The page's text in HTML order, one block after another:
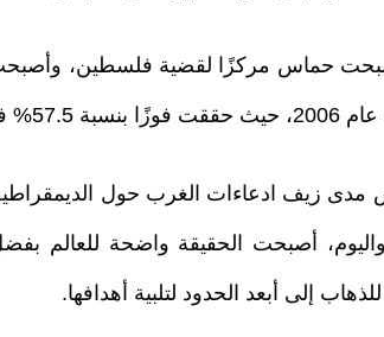
حماس مركزًا لقضية فلسطين، وأصبحت
الاقتراع.
زيف ادعاءات الغرب حول
واليوم، أصبحت الحقيقة واضحة
إلى أبعد الحدود لتلبية أهدافها.